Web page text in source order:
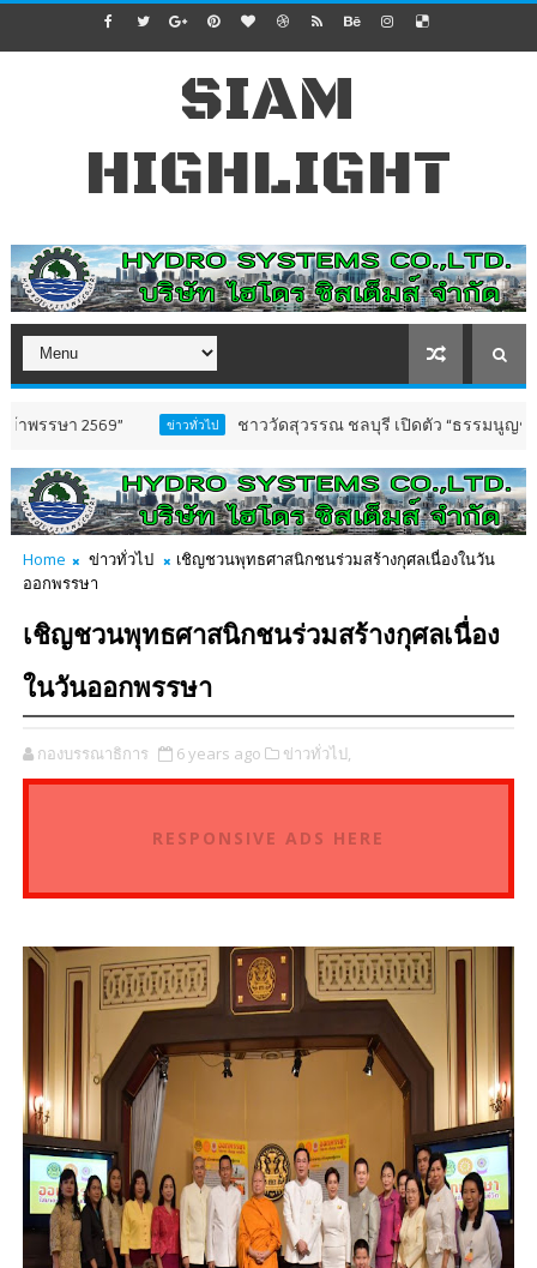
SIAM
HIGHLIGHT
ข่าวทั่วไป ชาววัดสุวรรณ ชลบุรี เปิดตัว “ธรรมนูญชุมชนตำบล
Home ข่าวทั่วไป
เชิญชวนพุทธศาสนิกชนร่วมสร้างกุศลเนื่องในวัน
ออกพรรษา
เชิญชวนพุทธศาสนิกชนร่วมสร้างกุศลเนื่อง
ในวันออกพรรษา
กองบรรณาธิการ 6 years ago ข่าวทั่วไป,
RESPONSIVE ADS HERE